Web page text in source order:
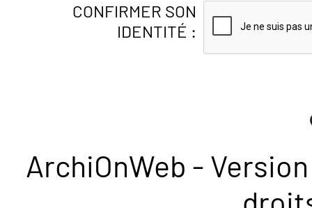
CONFIRMER SON
IDENTITÉ :
ArchiOnWeb -